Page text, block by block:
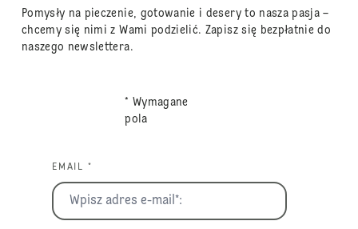
Pomysły na pieczenie, gotowanie i desery to nasza pasja –
chcemy się nimi z Wami podzielić. Zapisz się bezpłatnie do
naszego newslettera.
* Wymagane
pola
EMAIL *